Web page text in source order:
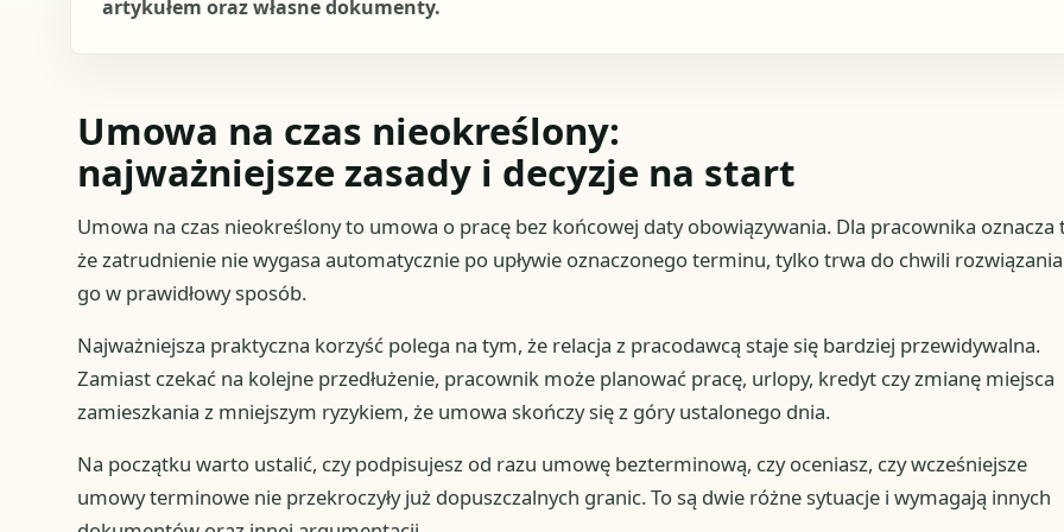
artykułem oraz własne dokumenty.
Umowa na czas nieokreślony:
najważniejsze zasady i decyzje na start
Umowa na czas nieokreślony to umowa o pracę bez końcowej daty obowiązywania. Dla pracownika oznacza
że zatrudnienie nie wygasa automatycznie po upływie oznaczonego terminu, tylko trwa do chwili rozwiązania
go w prawidłowy sposób.
Najważniejsza praktyczna korzyść polega na tym, że relacja z pracodawcą staje się bardziej przewidywalna.
Zamiast czekać na kolejne przedłużenie, pracownik może planować pracę, urlopy, kredyt czy zmianę miejsca
zamieszkania z mniejszym ryzykiem, że umowa skończy się z góry ustalonego dnia.
Na początku warto ustalić, czy podpisujesz od razu umowę bezterminową, czy oceniasz, czy wcześniejsze
umowy terminowe nie przekroczyły już dopuszczalnych granic. To są dwie różne sytuacje i wymagają innych